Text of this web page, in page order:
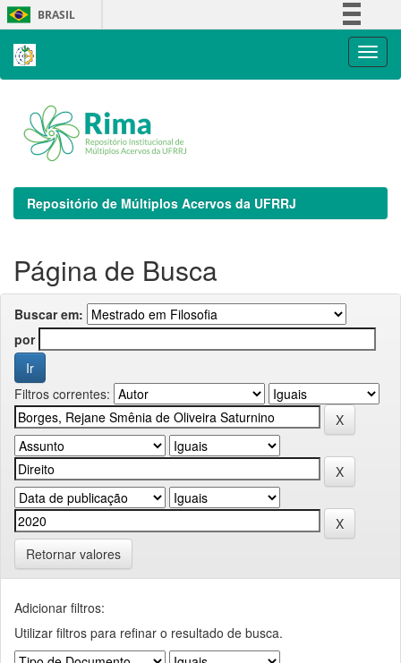
Skip
navigation
BRASIL
Repositório de Múltiplos Acervos da UFRRJ
Página de Busca
Buscar em:
por
Filtros correntes:
Retornar valores
Adicionar filtros:
Utilizar filtros para refinar o resultado de busca.